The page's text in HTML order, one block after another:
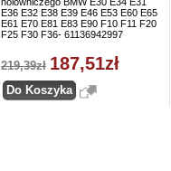
E36 E32 E38 E39 E46 E53 E60 E65
E61 E70 E81 E83 E90 F10 F11 F20
F25 F30 F36- 61136942997
219,39zł 187,51zł